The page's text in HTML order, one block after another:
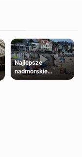
Najlepsze
nadmorskie
miasteczko blisko